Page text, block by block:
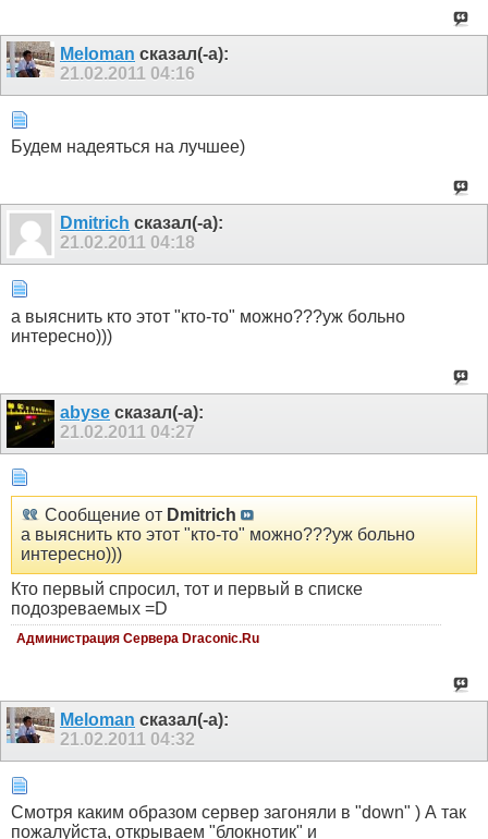
Meloman сказал(-а):
21.02.2011 04:16
Будем надеяться на лучшее)
Dmitrich сказал(-а):
21.02.2011 04:18
а выяснить кто этот "кто-то" можно???уж больно
интересно)))
abyse сказал(-а):
21.02.2011 04:27
Сообщение от Dmitrich
а выяснить кто этот "кто-то" можно???уж больно
интересно)))
Кто первый спросил, тот и первый в списке
подозреваемых =D
Администрация Сервера Draconic.Ru
Meloman сказал(-а):
21.02.2011 04:32
Смотря каким образом сервер загоняли в "down" ) А так
пожалуйста, открываем "блокнотик" и